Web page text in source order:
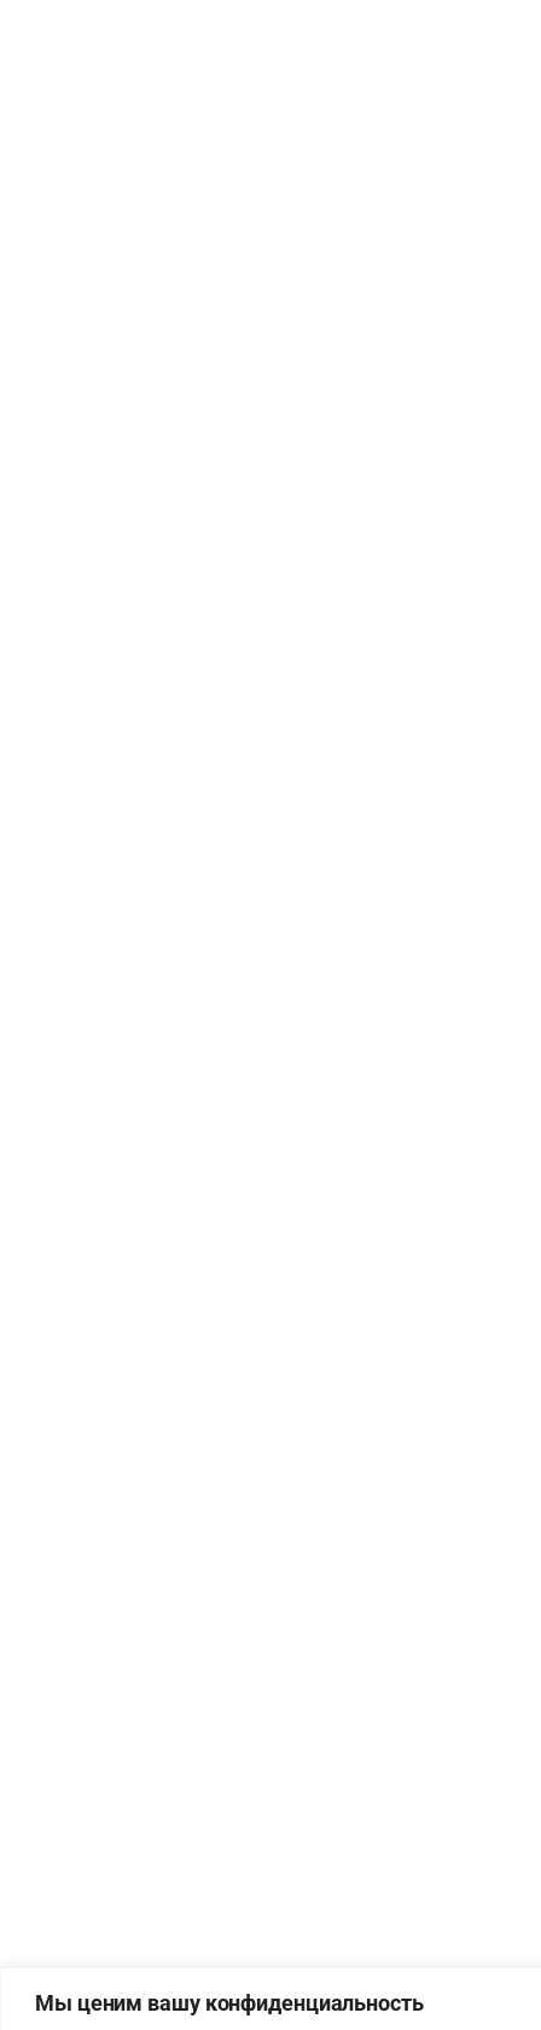
Мы ценим вашу конфиденциальность